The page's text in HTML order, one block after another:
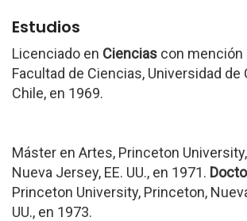
Estudios
Licenciado en Ciencias con mención
Facultad de Ciencias, Universidad de
Chile, en 1969.
Máster en Artes, Princeton
Nueva Jersey, EE. UU., en 1971.
Princeton University, Princeton,
UU., en 1973.